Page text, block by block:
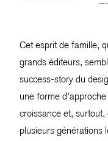
Cet esprit de famille,
grands éditeurs,
success-story du
une forme
croissance et,
plusieurs générations